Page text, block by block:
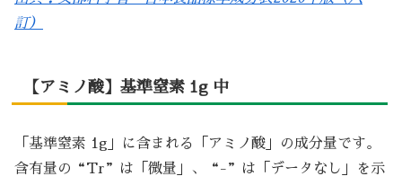
訂）
【アミノ酸】基準窒素 1g 中
「基準窒素 1g」に含まれる「アミノ酸」の成分量です。
含有量の“Tr”は「微量」、“-”は「データなし」を示